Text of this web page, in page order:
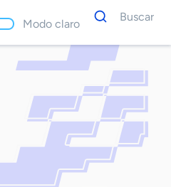
Modo claro
Dados
para
Buscar
Palavra
chave